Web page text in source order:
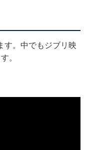
す。中でもジブリ映
。